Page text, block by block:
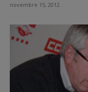
novembre 15, 2012